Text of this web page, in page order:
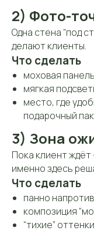
2) Фото-
Одна стена “под
делают клиенты.
Что сделать
моховая
мягкая
место, где
подарочный
3) Зона
Пока клиент
именно здесь
Что сделать
панно
композиция
“тихие”